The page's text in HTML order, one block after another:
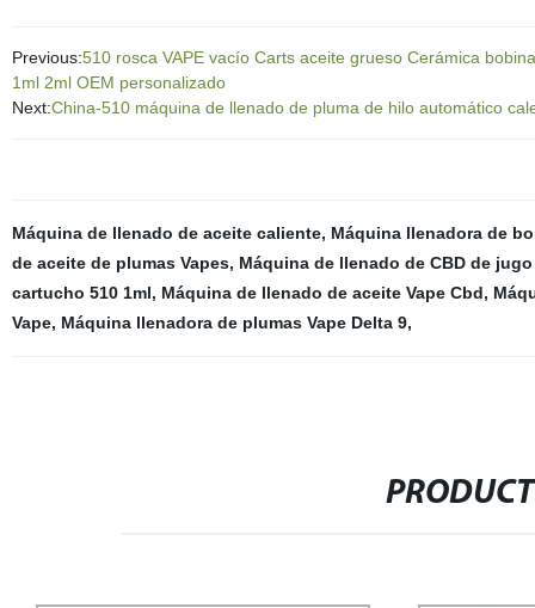
Previous:510 rosca VAPE vacío Carts aceite grueso Cerámica
1ml 2ml OEM personalizado
Next:China-510 máquina de llenado de pluma de hilo automático
Máquina de llenado de aceite caliente, Máquina llenadora de
de aceite de plumas Vapes, Máquina de llenado de CBD de jugo
cartucho 510 1ml, Máquina de llenado de aceite Vape Cbd,
Vape, Máquina llenadora de plumas Vape Delta 9,